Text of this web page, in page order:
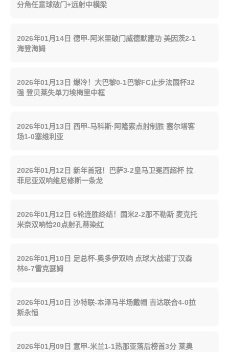
分角任意球破门+远射中横梁
2026年01月14日 德甲-阿米里破门威德默建功 美因茨2-1
海登海姆
2026年01月13日 爆冷！大巴黎0-1巴黎FC止步法国杯32
强 登贝莱失单刀埃梅里中框
2026年01月13日 西甲-马科斯·阿隆索点射制胜 塞尔塔客
场1-0塞维利亚
2026年01月12日 新年首冠！巴萨3-2皇马卫冕西超杯 拉
菲尼亚双响维尼修斯一条龙
2026年01月12日 6轮连胜终结！国米2-2那不勒斯 麦克托
米奈双响恰20点射孔蒂染红
2026年01月10日 足总杯-奥多伊双响 点球大战诺丁汉森
林6-7雷克瑟姆
2026年01月10日 沙特联-本泽马半场戴帽 吉达联合4-0拉
斯永恒
2026年01月09日 意甲-米兰1-1热那亚落后榜首3分 莱奥